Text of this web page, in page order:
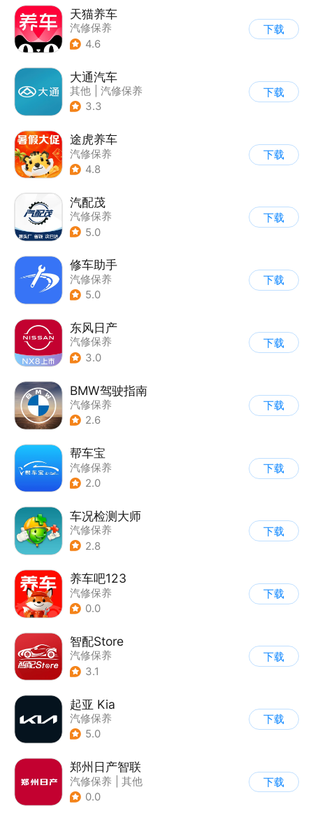
天猫养车
汽修保养
4.6
下载
大通汽车
其他
汽修保养
3.3
下载
途虎养车
汽修保养
4.8
下载
汽配茂
汽修保养
5.0
下载
修车助手
汽修保养
5.0
下载
东风日产
汽修保养
3.0
下载
BMW驾驶指南
汽修保养
2.6
下载
帮车宝
汽修保养
2.0
下载
车况检测大师
汽修保养
2.8
下载
养车吧123
汽修保养
0.0
下载
智配Store
汽修保养
3.1
下载
起亚 Kia
汽修保养
5.0
下载
郑州日产智联
汽修保养
其他
0.0
下载